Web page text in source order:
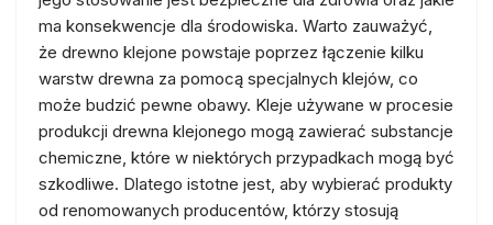
ma konsekwencje dla środowiska. Warto zauważyć,
że drewno klejone powstaje poprzez łączenie kilku
warstw drewna za pomocą specjalnych klejów, co
może budzić pewne obawy. Kleje używane w procesie
produkcji drewna klejonego mogą zawierać substancje
chemiczne, które w niektórych przypadkach mogą być
szkodliwe. Dlatego istotne jest, aby wybierać produkty
od renomowanych producentów, którzy stosują